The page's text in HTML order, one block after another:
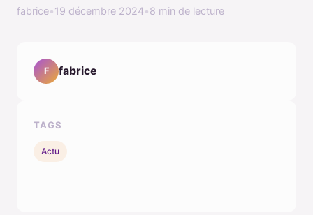
fabrice•19 décembre 2024•8 min de lecture
F fabrice
TAGS
Actu